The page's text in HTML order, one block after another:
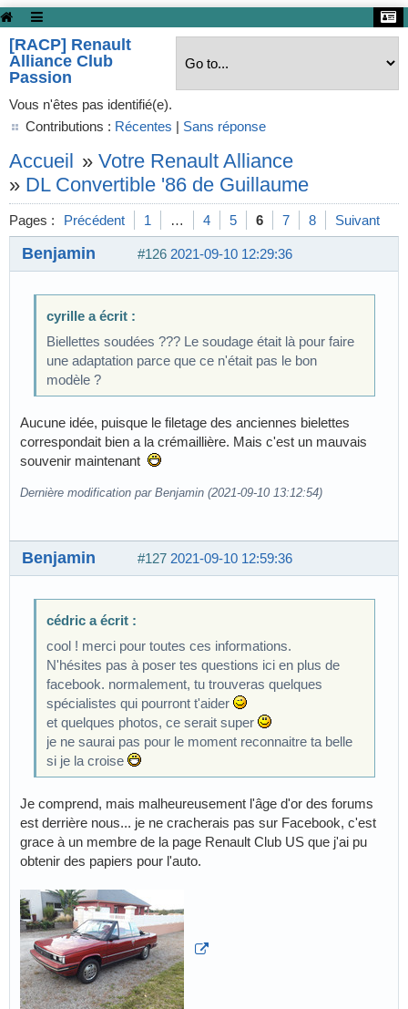
[RACP] Renault
Alliance Club
Passion
Vous n'êtes pas identifié(e).
Contributions : Récentes | Sans réponse
Accueil » Votre Renault Alliance
» DL Convertible '86 de Guillaume
Pages : Précédent 1 … 4 5 6 7 8 Suivant
#126 2021-09-10 12:29:36
Benjamin
cyrille a écrit :
Biellettes soudées ??? Le soudage était là pour faire
une adaptation parce que ce n'était pas le bon
modèle ?
Aucune idée, puisque le filetage des anciennes bielettes
correspondait bien a la crémaillière. Mais c'est un mauvais
souvenir maintenant
Dernière modification par Benjamin (2021-09-10 13:12:54)
#127 2021-09-10 12:59:36
Benjamin
cédric a écrit :
cool ! merci pour toutes ces informations.
N'hésites pas à poser tes questions ici en plus de
facebook. normalement, tu trouveras quelques
spécialistes qui pourront t'aider
et quelques photos, ce serait super
je ne saurai pas pour le moment reconnaitre ta belle
si je la croise
Je comprend, mais malheureusement l'âge d'or des forums
est derrière nous... je ne cracherais pas sur Facebook, c'est
grace à un membre de la page Renault Club US que j'ai pu
obtenir des papiers pour l'auto.